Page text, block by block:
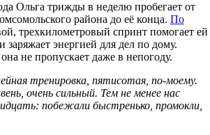
Ольга трижды в неделю пробегает от
района до её конца. По
трехкилометровый спринт помогает ей
заряжает энергией для дел по дому.
не пропускает даже в непогоду.
тренировка, пятисотая, по-моему.
очень сильный. Тем не менее нас
побежали быстренько, промокли,